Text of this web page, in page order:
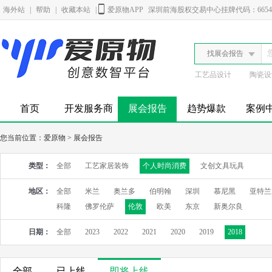
海外站 帮助 收藏本站 爱原物APP 深圳前海股权交易中心挂牌代码：
找展会报告
工艺品设计 陶瓷
首页 开发服务商 展会报告 趋势爆款 案例
您当前位置： 爱原物 > 展会报告
类型： 全部 工艺家居装饰 个人时尚消费 文创文具玩具
地区： 全部 米兰 奥兰多 伯明翰 深圳 慕尼黑
亚特
科隆
佛罗伦萨 伦敦 欧美 东京 新奥尔良
日期： 全部 2023 2022 2021 2020 2019 2018